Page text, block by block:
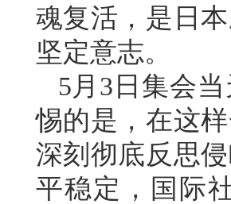
魂复活，是日
坚定意志。
5月3日集会
惕的是，在这
深刻彻底反思
平稳定，国际